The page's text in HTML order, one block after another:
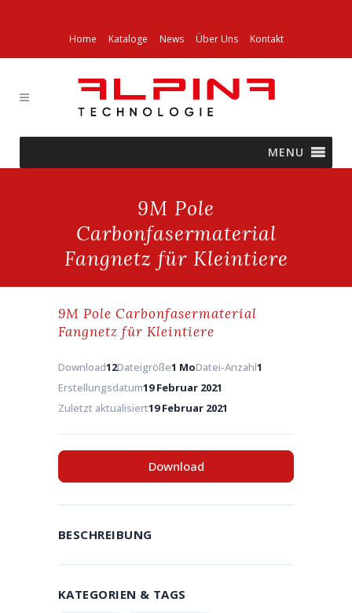
Home Kataloge News Über Uns Kontakt
MENU
9M Pole
Carbonfasermaterial
Fangnetz für Kleintiere
9M Pole Carbonfasermaterial
Fangnetz für Kleintiere
Download12Dateigröße1 MoDatei-Anzahl1
Erstellungsdatum19 Februar 2021
Zuletzt aktualisiert19 Februar 2021
Download
BESCHREIBUNG
KATEGORIEN & TAGS